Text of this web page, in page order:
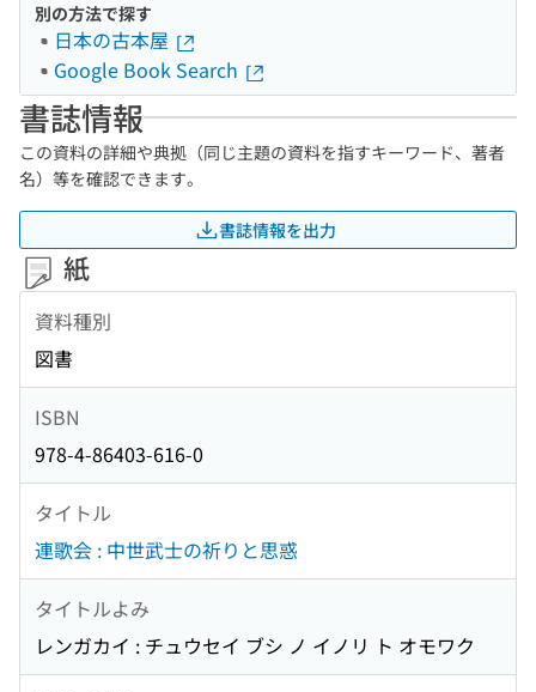
別の方法で探す
日本の古本屋
Google Book Search
書誌情報
この資料の詳細や典拠（同じ主題の資料を指すキーワード、著者
名）等を確認できます。
書誌情報を出力
紙
資料種別
図書
ISBN
978-4-86403-616-0
タイトル
連歌会 : 中世武士の祈りと思惑
タイトルよみ
レンガカイ : チュウセイ ブシ ノ イノリ ト オモワク